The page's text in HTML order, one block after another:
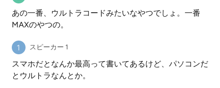
あの一番、ウルトラコードみたいなやつでしょ。一番
MAXのやつの。
スピーカー 1
スマホだとなんか最高って書いてあるけど、パソコンだ
とウルトラなんとか。